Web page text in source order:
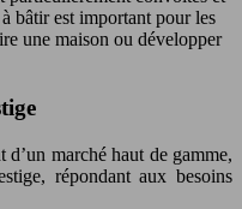
bâtir est important pour les
une maison ou développer
marché haut de gamme,
répondant aux besoins